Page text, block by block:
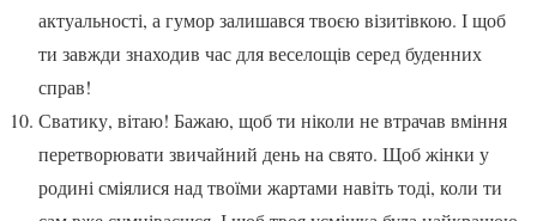
актуальності, а гумор залишався твоєю візитівкою. І щоб
ти завжди знаходив час для веселощів серед буденних
справ!
Сватику, вітаю! Бажаю, щоб ти ніколи не втрачав вміння
перетворювати звичайний день на свято. Щоб жінки у
родині сміялися над твоїми жартами навіть тоді, коли ти